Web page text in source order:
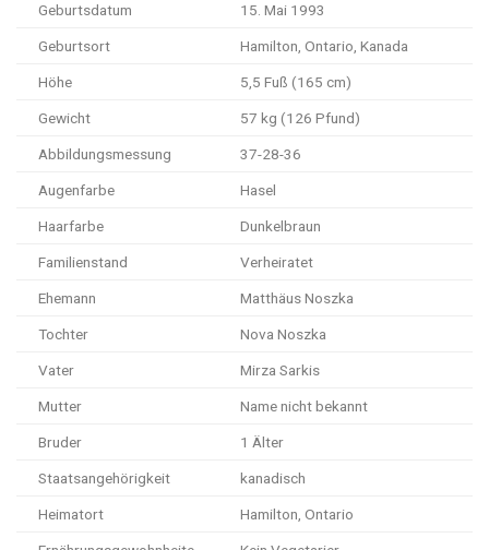
Geburtsdatum 15. Mai 1993
Geburtsort Hamilton, Ontario, Kanada
Höhe 5,5 Fuß (165 cm)
Gewicht 57 kg (126 Pfund)
Abbildungsmessung 37-28-36
Augenfarbe Hasel
Haarfarbe Dunkelbraun
Familienstand Verheiratet
Ehemann Matthäus Noszka
Tochter Nova Noszka
Vater Mirza Sarkis
Mutter Name nicht bekannt
Bruder 1 Älter
Staatsangehörigkeit kanadisch
Heimatort Hamilton, Ontario